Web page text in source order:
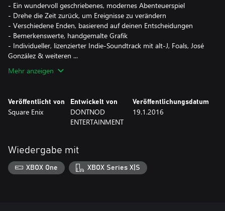
- Ein wundervoll geschriebenes, modernes Abenteuerspiel
- Drehe die Zeit zurück, um Ereignisse zu verändern
- Verschiedene Enden, basierend auf deinen Entscheidungen
- Bemerkenswerte, handgemalte Grafik
- Individueller, lizenzierter Indie-Soundtrack mit alt-J, Foals, José
González & weiteren ...
Mehr anzeigen
Veröffentlicht von
Square Enix
Entwickelt von
DONTNOD
ENTERTAINMENT
Veröffentlichungsdatum
19.1.2016
Wiedergabe mit
XBOX One XBOX Series X|S